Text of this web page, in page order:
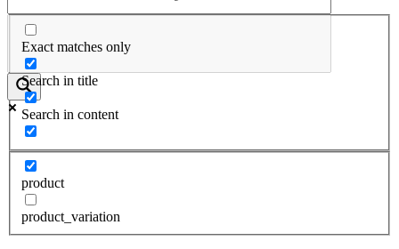
Exact matches only
Search in title
Search in content
product
product_variation